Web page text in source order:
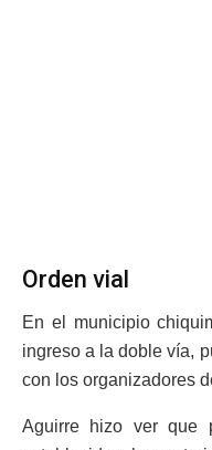
Orden vial
En el municipio
ingreso a la doble vía,
con los organizadores
Aguirre hizo ver que